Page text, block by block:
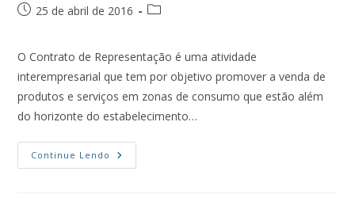
25 de abril de 2016
O Contrato de Representação é uma atividade
interempresarial que tem por objetivo promover a venda de
produtos e serviços em zonas de consumo que estão além
do horizonte do estabelecimento…
Continue Lendo